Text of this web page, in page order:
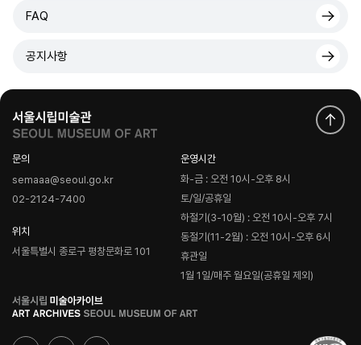
FAQ
공지사항
문의
semaaa@seoul.go.kr
02-2124-7400
위치
서울특별시 종로구 평창문화로 101
운영시간
화-금 : 오전 10시-오후 8시
토/일/공휴일
하절기(3-10월) : 오전 10시-오후 7시
동절기(11-2월) : 오전 10시-오후 6시
휴관일
1월 1일/매주 월요일(공휴일 제외)
로
고